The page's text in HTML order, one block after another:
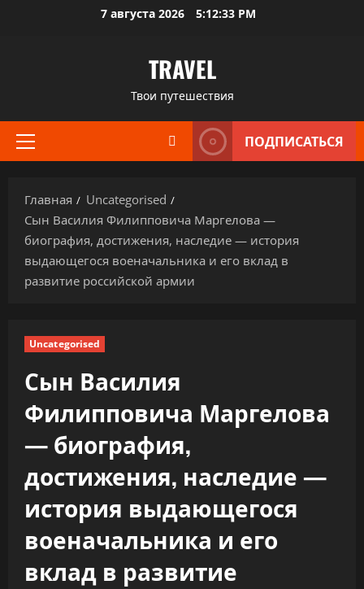
7 августа 2026 5:12:34 PM
TRAVEL
Твои путешествия
Основное
ПОДПИСАТЬСЯ
Главная
Uncategorised
Сын Василия Филипповича Маргелова —
биография, достижения, наследие — история
выдающегося военачальника и его вклад в
развитие российской армии
Uncategorised
Сын Василия
Филипповича Маргелова
— биография,
достижения, наследие —
история выдающегося
военачальника и его
вклад в развитие